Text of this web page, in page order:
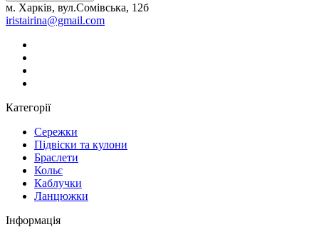
м. Харків, вул.Сомівська, 12б
iristairina@gmail.com
Категорії
Сережки
Підвіски та кулони
Браслети
Кольє
Каблучки
Ланцюжки
Інформація